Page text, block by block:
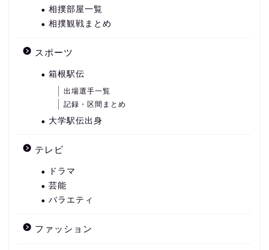
相撲部屋一覧
相撲観戦まとめ
スポーツ
箱根駅伝
出場選手一覧
記録・区間まとめ
大学駅伝出身
テレビ
ドラマ
芸能
バラエティ
ファッション